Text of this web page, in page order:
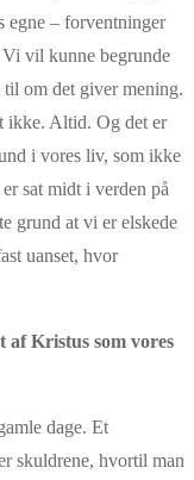
egne – forventninger
vil kunne begrunde
om det giver mening.
ikke. Altid. Og det er
i vores liv, som ikke
sat midt i verden på
grund at vi er elskede
uanset, hvor
af Kristus som vores
dage. Et
skuldrene, hvortil man